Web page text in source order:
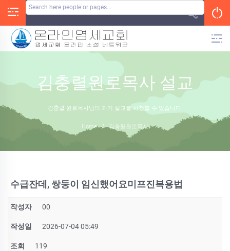
김충렬원로목사 설교
김충렬 원로목사님의 과거 설교를 시청할 수 있습니다.
Home / 김충렬원로목사
수급잔데, 쌍둥이 임신했어요미­프진복용법
작성자 00
작성일 2026-07-04 05:49
조회 119